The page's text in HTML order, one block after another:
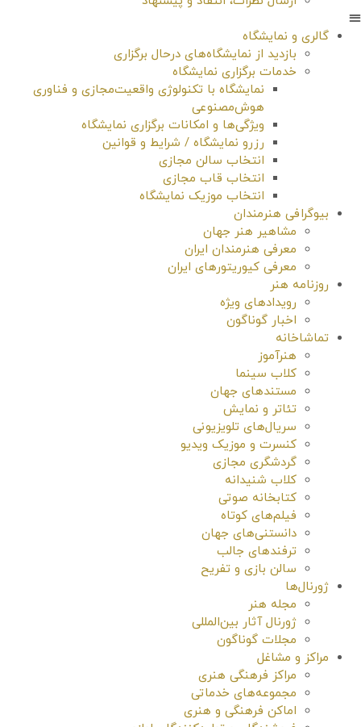
گالری و نمایشگاه
بازدید از نمایشگاه‌های درحال برگزاری
خدمات برگزاری نمایشگاه
نمایشگاه با تکنولوژی واقعیت‌مجازی و فناوری
هوش‌مصنوعی
ویژگی‌ها و امکانات برگزاری نمایشگاه
رزرو نمایشگاه / شرایط و قوانین
انتخاب سالن مجازی
انتخاب قاب مجازی
انتخاب موزیک نمایشگاه
بیوگرافی هنرمندان
مشاهیر هنر جهان
معرفی هنرمندان ایران
معرفی کیوریتورهای ایران
روزنامه هنر
رویدادهای ویژه
اخبار گوناگون
تماشاخانه
هنرآموز
کلاب سینما
مستندهای جهان
تئاتر و نمایش
سریال‌های تلویزیونی
کنسرت و موزیک ویدیو
گردشگری مجازی
کلاب شنیدانه
کتابخانه صوتی
فیلم‌های کوتاه
دانستنی‌های جهان
ترفندهای جالب
سالن بازی و تفریح
ژورنال‌ها
مجله هنر
ژورنال آثار بین‌المللی
مجلات گوناگون
مراکز و مشاغل
مراکز فرهنگی هنری
مجموعه‌های خدماتی
اماکن فرهنگی و هنری